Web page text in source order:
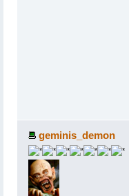
geminis_demon